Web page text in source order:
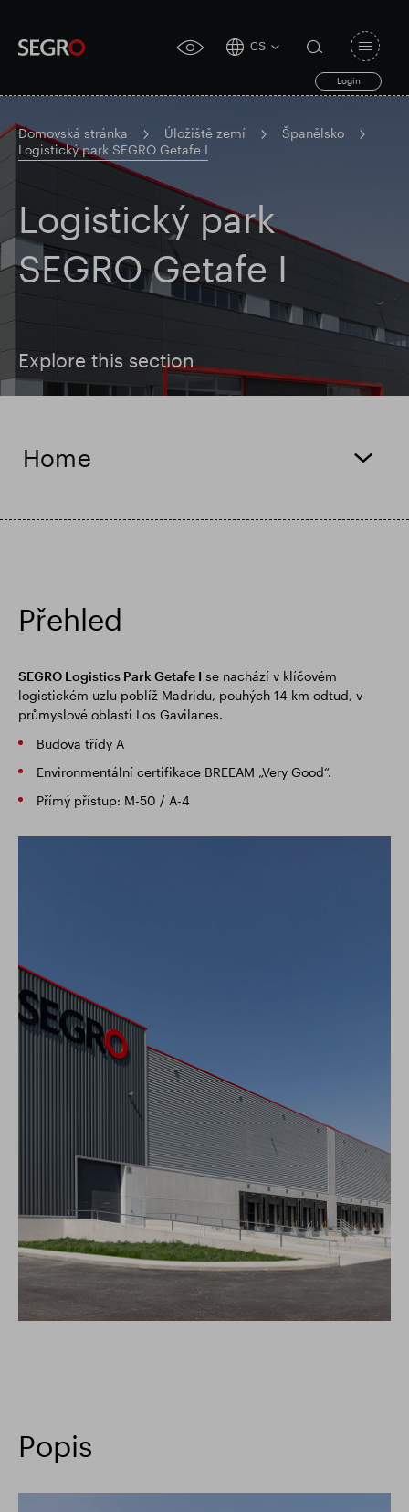
accessibility
CS
Login
search
form
search
Populární vyhledávání
Zodpovědné SEGRO
Slough obchodní nemovitost
toggle
Domovská stránka Úložiště zemí
Španělsko
Logistický park SEGRO Getafe I
Logistický park
SEGRO Getafe I
Explore this section
Home
Přehled
SEGRO Logistics Park Getafe I se nachází v klíčovém
logistickém uzlu poblíž Madridu, pouhých 14 km odtud, v
průmyslové oblasti Los Gavilanes.
Budova třídy A
Environmentální certifikace BREEAM „Very Good“.
Přímý přístup: M-50 / A-4
Popis